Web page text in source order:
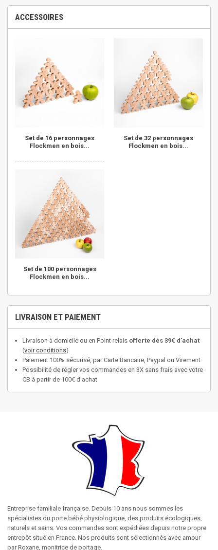
ACCESSOIRES
Set de 16 personnages
Flockmen en bois...
Set de 32 personnages
Flockmen en bois...
Set de 100 personnages
Flockmen en bois...
LIVRAISON ET PAIEMENT
Livraison à domicile ou en Point relais offerte dès 39€ d'achat
(voir conditions)
Paiement 100% sécurisé, par Carte Bancaire, Paypal ou Virement
Possibilité de régler vos commandes en 3X sans frais avec votre
CB à partir de 100€ d'achat
Entreprise familiale française. Depuis 10 ans nous sommes les
spécialistes du porte bébé physiologique, des produits écologiques,
naturels et sains. Vos commandes sont expédiées depuis notre propre
entrepôt situé en France. Nos produits sont sélectionnés avec amour
par Roxane, monitrice de portage.